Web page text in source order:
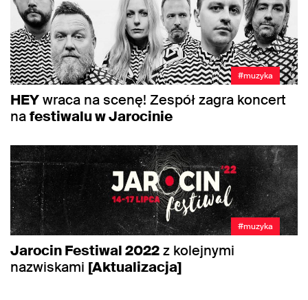
#muzyka
HEYwraca na scenę! Zespół zagra koncert
nafestiwalu w Jarocinie
#muzyka
Jarocin Festiwal 2022z kolejnymi
nazwiskami [Aktualizacja]